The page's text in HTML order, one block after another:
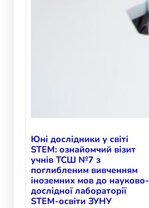
Юні дослідники у світі
STEM: ознайомчий візит
учнів ТСШ №7 з
поглибленим вивченням
іноземних мов до науково-
дослідної лабораторії
STEM-освіти ЗУНУ